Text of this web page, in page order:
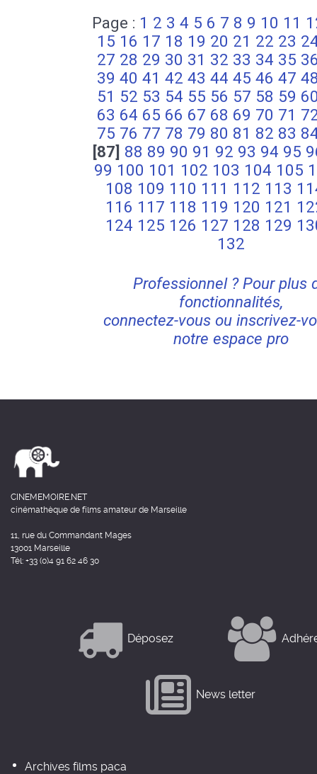
Page : 1 2 3 4 5 6 7 8 9 10 11
15 16 17 18 19 20 21 22 23
27 28 29 30 31 32 33 34 35
39 40 41 42 43 44 45 46 47
51 52 53 54 55 56 57 58 59
63 64 65 66 67 68 69 70 71
75 76 77 78 79 80 81 82 83
[87] 88 89 90 91 92 93 94 95
99 100 101 102 103 104 105
108 109 110 111 112 113
116 117 118 119 120 121
124 125 126 127 128 129
132
Professionnel ? Pour plus
fonctionnalités,
connectez-vous ou inscrivez-
notre espace pro
CINEMEMOIRE.NET
cinémathèque de films amateur de Marseille
11, rue du Commandant Mages
13001 Marseille
Tél: +33 (0)4 91 62 46 30
Déposez
News letter
Archives films paca